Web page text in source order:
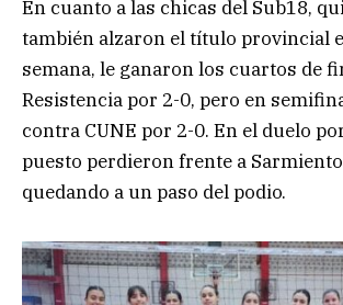
En cuanto a las chicas del Sub18,
también alzaron el título provincial
semana, le ganaron los cuartos de
Resistencia por 2-0, pero en
contra CUNE por 2-0. En el duelo
puesto perdieron frente a
quedando a un paso del podio.